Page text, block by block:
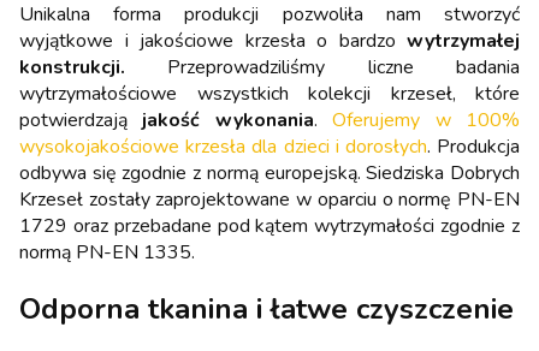
Unikalna forma produkcji pozwoliła nam stworzyć
wyjątkowe i jakościowe krzesła o bardzo wytrzymałej
konstrukcji. Przeprowadziliśmy liczne badania
wytrzymałościowe wszystkich kolekcji krzeseł, które
potwierdzająjakość wykonania.Oferujemy w 100%
wysokojakościowe krzesła dla dzieci i dorosłych. Produkcja
odbywa się zgodnie z normą europejską. Siedziska Dobrych
Krzeseł zostały zaprojektowane w oparciu o normę PN-EN
1729 oraz przebadane pod kątem wytrzymałości zgodnie z
normą PN-EN 1335.
Odporna tkanina i łatwe czyszczenie